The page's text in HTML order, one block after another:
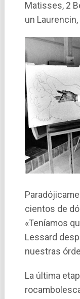
Matisses, 2
un
cientos de
«Teníamos
Lessard
nuestras
La última